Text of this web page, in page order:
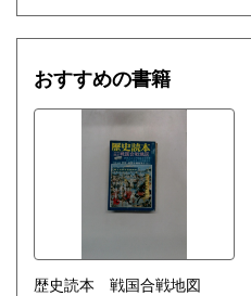
おすすめの書籍
歴史読本 戦国合戦地図